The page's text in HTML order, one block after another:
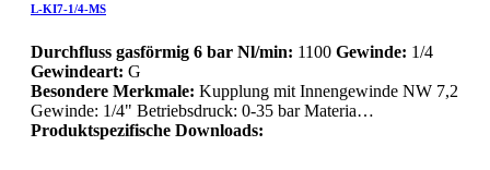
L-KI7-1/4-MS
Durchfluss gasförmig 6 bar Nl/min: 1100 Gewinde: 1/4
Gewindeart: G
Besondere Merkmale: Kupplung mit Innengewinde NW 7,2
Gewinde: 1/4" Betriebsdruck: 0-35 bar Materia…
Produktspezifische Downloads: